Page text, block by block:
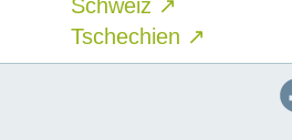
Schweiz ↗
Tschechien ↗